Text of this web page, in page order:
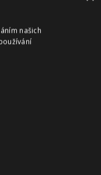
našich